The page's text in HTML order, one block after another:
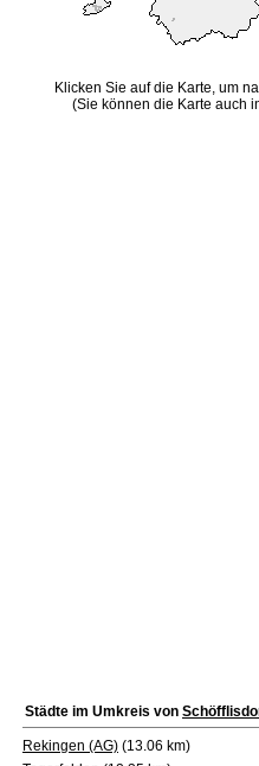
Klicken Sie auf die Karte, um
(Sie können die Karte auch
Städte im Umkreis von
Rekingen (AG) (13.06 km)